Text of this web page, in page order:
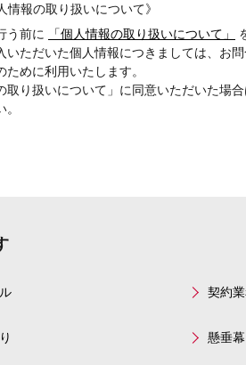
情報の取り扱いについて》
う前に
「個人情報の取り扱いについて」
いただいた個人情報につきましては、お
ために利用いたします。
取り扱いについて」に同意いただいた場
契約
懸垂